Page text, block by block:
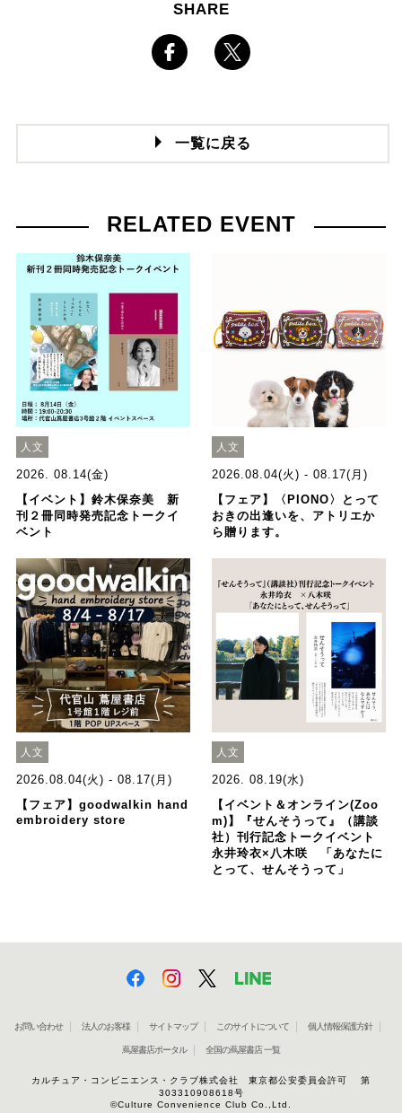
SHARE
一覧に戻る
RELATED EVENT
人文
2026. 08.14(金)
【イベント】鈴木保奈美 新
刊２冊同時発売記念トークイ
ベント
人文
2026.08.04(火) - 08.17(月)
【フェア】〈PIONO〉とって
おきの出逢いを、アトリエか
ら贈ります。
人文
2026.08.04(火) - 08.17(月)
【フェア】goodwalkin hand
embroidery store
人文
2026. 08.19(水)
【イベント＆オンライン(Zoo
m)】『せんそうって』（講談
社）刊行記念トークイベント
永井玲衣×八木咲 「あなたに
とって、せんそうって」
お問い合わせ 法人のお客様 サイトマップ このサイトについて 個人情報保護方針
蔦屋書店ポータル 全国の蔦屋書店 一覧
カルチュア・コンビニエンス・クラブ株式会社 東京都公安委員会許可 第
303310908618号
©Culture Convenience Club Co.,Ltd.